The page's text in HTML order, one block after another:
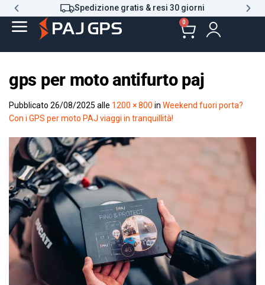
Spedizione gratis & resi 30 giorni
0
gps per moto antifurto paj
Pubblicato 26/08/2025 alle 1200 × 800 in Weekend fuori porta?
Con i GPS per moto PAJ viaggi in tranquillità!